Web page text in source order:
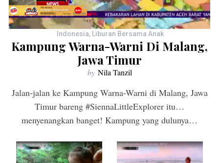
Indonesia, Liburan Bersama Anak
Kampung Warna-Warni Di Malang,
Jawa Timur
by Nila Tanzil
Jalan-jalan ke Kampung Warna-Warni di Malang, Jawa
Timur bareng #SiennaLittleExplorer itu…
menyenangkan banget! Kampung yang dulunya…